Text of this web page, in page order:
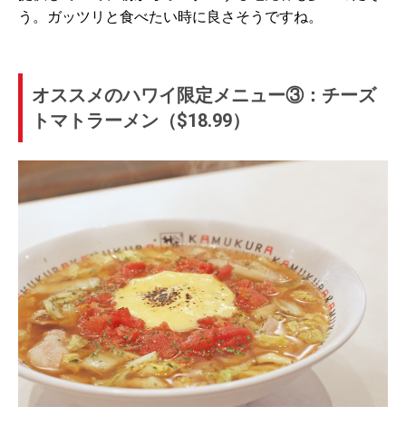
う。ガッツリと食べたい時に良さそうですね。
オススメのハワイ限定メニュー③：チーズ
トマトラーメン（$18.99）